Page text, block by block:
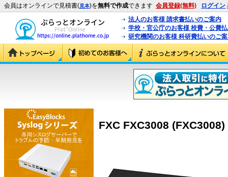
会員はオンラインで見積書(見本)を無料で作成できます 会員登録(無料) ログイン
法人のお客様 請求書払いのご案内
学校・官公庁のお客様 校費・公費
研究機関のお客様 科研費払いのご
FXC FXC3008 (FXC3008)